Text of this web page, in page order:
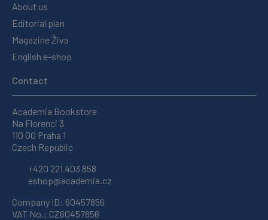
About us
Editorial plan
Magazine Živa
English e-shop
Contact
Academia Bookstore
Na Florenci 3
110 00 Praha 1
Czech Republic
+420 221 403 858
eshop@academia.cz
Company ID: 60457856
VAT No.: CZ60457856